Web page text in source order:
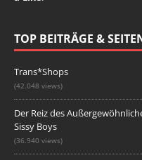
TOP BEITRÄGE &
Trans*Shops
(42.048 views)
Der Reiz des
Sissy Boys
(36.940 views)